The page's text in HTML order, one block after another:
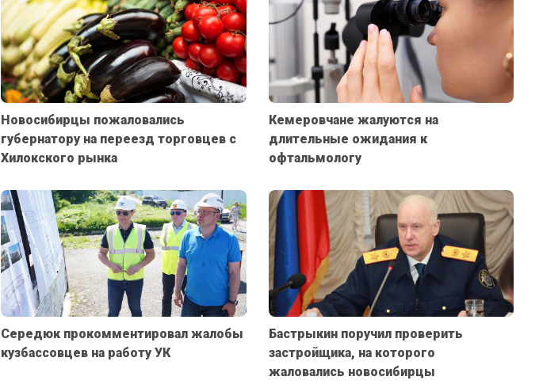
Новосибирцы пожаловались
губернатору на переезд торговцев с
Хилокского рынка
Кемеровчане жалуются на
длительные ожидания к
офтальмологу
Середюк прокомментировал жалобы
кузбассовцев на работу УК
Бастрыкин поручил проверить
застройщика, на которого
жаловались новосибирцы